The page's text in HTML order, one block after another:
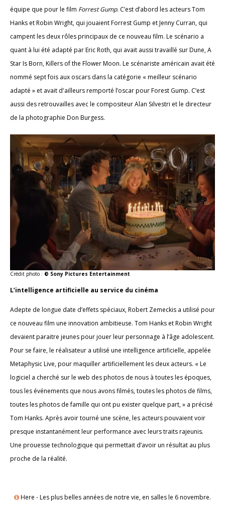
équipe que pour le film Forrest Gump. C’est d’abord les acteurs Tom
Hanks et Robin Wright, qui jouaient Forrest Gump et Jenny Curran, qui
campent les deux rôles principaux de ce nouveau film. Le scénario a
quant à lui été adapté par Eric Roth, qui avait aussi travaillé sur Dune, A
Star Is Born, Killers of the Flower Moon. Le scénariste américain avait été
nommé sept fois aux oscars dans la catégorie « meilleur scénario
adapté » et avait d'ailleurs remporté l’oscar pour Forest Gump. C’est
aussi des retrouvailles avec le compositeur Alan Silvestri et le directeur
de la photographie Don Burgess.
Crédit photo : © Sony Pictures Entertainment
L’intelligence artificielle au service du cinéma
Adepte de longue date d’effets spéciaux, Robert Zemeckis a utilisé pour
ce nouveau film une innovation ambitieuse. Tom Hanks et Robin Wright
devaient paraitre jeunes pour jouer leur personnage à l’âge adolescent.
Pour se faire, le réalisateur a utilisé une intelligence artificielle, appelée
Metaphysic Live, pour maquiller artificiellement les deux acteurs. « Le
logiciel a cherché sur le web des photos de nous à toutes les époques,
tous les événements que nous avons filmés, toutes les photos de films,
toutes les photos de famille qui ont pu exister quelque part, » a précisé
Tom Hanks. Après avoir tourné une scène, les acteurs pouvaient voir
presque instantanément leur performance avec leurs traits rajeunis.
Une prouesse technologique qui permettait d’avoir un résultat au plus
proche de la réalité.
Here - Les plus belles années de notre vie, en salles le 6 novembre.